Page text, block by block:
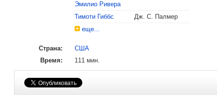
Эмилио Ривера
Тимоти Гиббс
Дж. С. Палмер
еще...
Страна:
США
Время:
111 мин.
Золотой глобус
, поделитесь своим мнением